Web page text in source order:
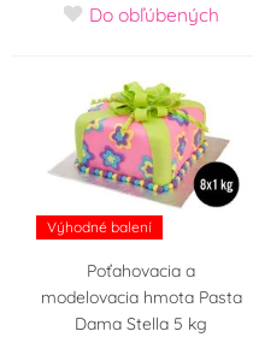
Do obľúbených
Výhodné balení
Poťahovacia a
modelovacia hmota Pasta
Dama Stella 5 kg